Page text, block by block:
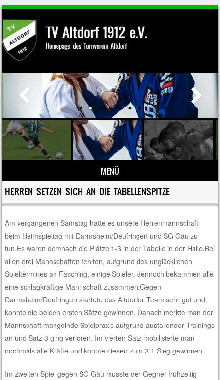
MENÜ
Zum Inhalt springen
HERREN SETZEN SICH AN DIE TABELLENSPITZE
Am vergangenen Samstag hatte es unsere Herrenmannschaft
beim Heimspieltag mit Darmsheim/Deufringen und SG Gäu zu
tun.Es waren demnach die Plätze 1-3 in der Tabelle in der Halle.Bei
allen drei Mannschaften fehlten, aufgrund des unglücklichen
Spieltermines an Fasching, einige Spieler, dennoch bekammen alle
eine schlagkräftige Mannschaft zusammen.Gegen
Darmsheim/Deufringen startete das Altdorfer Team sehr gut und
konnte die beiden ersten Sätze gewinnen. Danach merkte man der
Mannschaft mangelnde Spielpraxis aufgrund ausfallender Trainings
an und Satz 3 ging verloren. Im vierten Satz mobilisierte man
nochmals alle Kräfte und konnte diesen zum 3:1 Sieg gewinnen.
Im zweiten Spiel gegen SG Gäu musste der Gegner frühzeitig